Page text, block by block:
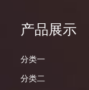
产品展示
分类一
分类二